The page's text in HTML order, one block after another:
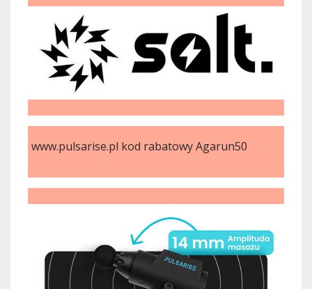
www.pulsarise.pl kod rabatowy Agarun50